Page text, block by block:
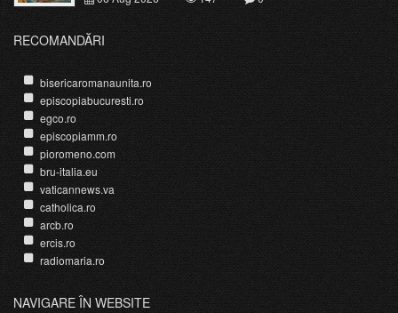
RECOMANDĂRI
bisericaromanaunita.ro
episcopiabucuresti.ro
egco.ro
episcopiamm.ro
pioromeno.com
bru-italia.eu
vaticannews.va
catholica.ro
arcb.ro
ercis.ro
radiomaria.ro
NAVIGARE ÎN WEBSITE